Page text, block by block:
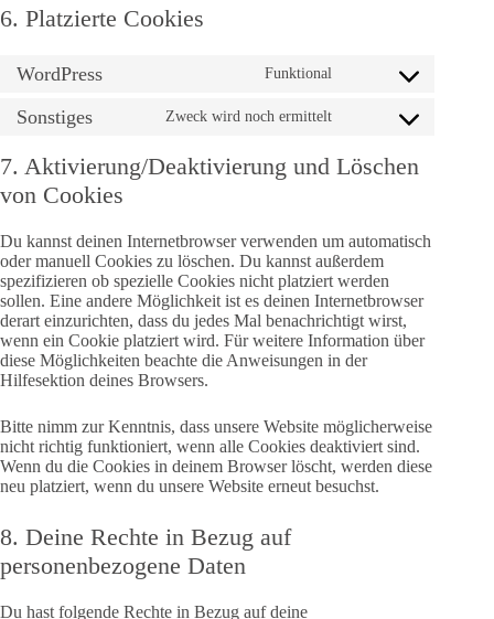
6. Platzierte Cookies
WordPress Funktional
Consent
Sonstiges Zweck wird noch ermittelt
Consent
service
sonstiges
7. Aktivierung/Deaktivierung und Löschen
von Cookies
Du kannst deinen Internetbrowser verwenden um automatisch
oder manuell Cookies zu löschen. Du kannst außerdem
spezifizieren ob spezielle Cookies nicht platziert werden
sollen. Eine andere Möglichkeit ist es deinen Internetbrowser
derart einzurichten, dass du jedes Mal benachrichtigt wirst,
wenn ein Cookie platziert wird. Für weitere Information über
diese Möglichkeiten beachte die Anweisungen in der
Hilfesektion deines Browsers.
Bitte nimm zur Kenntnis, dass unsere Website möglicherweise
nicht richtig funktioniert, wenn alle Cookies deaktiviert sind.
Wenn du die Cookies in deinem Browser löscht, werden diese
neu platziert, wenn du unsere Website erneut besuchst.
8. Deine Rechte in Bezug auf
personenbezogene Daten
Du hast folgende Rechte in Bezug auf deine